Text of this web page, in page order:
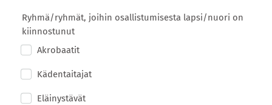
Ryhmä/ryhmät, joihin osallistumisesta lapsi/nuori on
kiinnostunut
Akrobaatit
Kädentaitajat
Eläinystävät